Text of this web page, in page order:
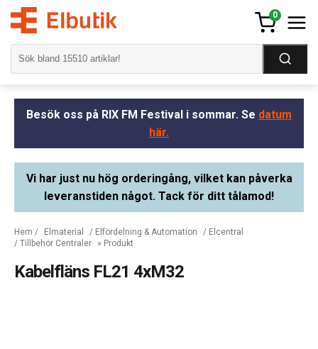
0
Besök oss på RIX FM Festival i sommar. Se datum
här.
Vi har just nu hög orderingång, vilket kan påverka
leveranstiden något. Tack för ditt tålamod!
Hem / Elmaterial / Elfördelning & Automation / Elcentral
/ Tillbehör Centraler » Produkt
Kabelfläns FL21 4xM32